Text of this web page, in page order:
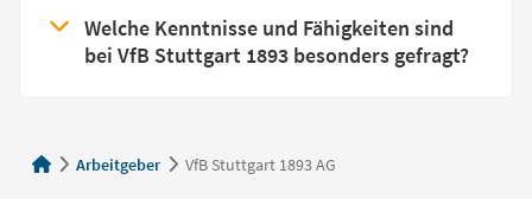
Welche Kenntnisse und Fähigkeiten sind
bei VfB Stuttgart 1893 besonders gefragt?
Arbeitgeber VfB Stuttgart 1893 AG